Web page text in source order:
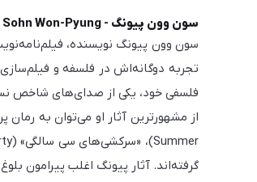
سون وون پیونگ - Sohn Won-Pyung
تجربه دوگانه‌اش در فلسفه و
فلسفی خود، یکی از صدای‌های شاخص
گرفته‌اند. آثار پیونگ اغلب پیرامون